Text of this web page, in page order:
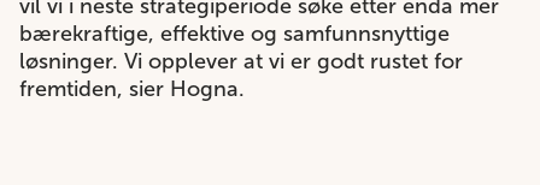
vil vi i neste strategiperiode søke etter enda mer
bærekraftige, effektive og samfunnsnyttige
løsninger. Vi opplever at vi er godt rustet for
fremtiden, sier Hogna.